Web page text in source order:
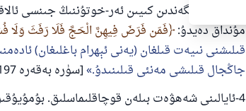
3-ئېھرام كىيگەندىن كىيىن ئەر-خوتۇننىڭ جىنسى
مۇنداق دەيدۇ: فَمَن فَرَضَ فِيهِنَّ الْحَجَّ فَلَا رَفَثَ وَلَا
قىلىشنى نىيەت قىلغان (يەنى ئېھرام باغلىغان)
جاڭجال قىلىشى مەنئى قىلىنىدۇ. [سۈرە بەقەرە 197-ئايەت].
4-ئايالىنى شەھۋەت بىلەن قوچاقلىماسلىق.